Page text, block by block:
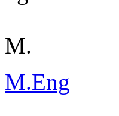
M.
M.Eng